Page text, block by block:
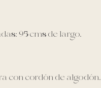
95 cms de largo.
con cordón de algodón.